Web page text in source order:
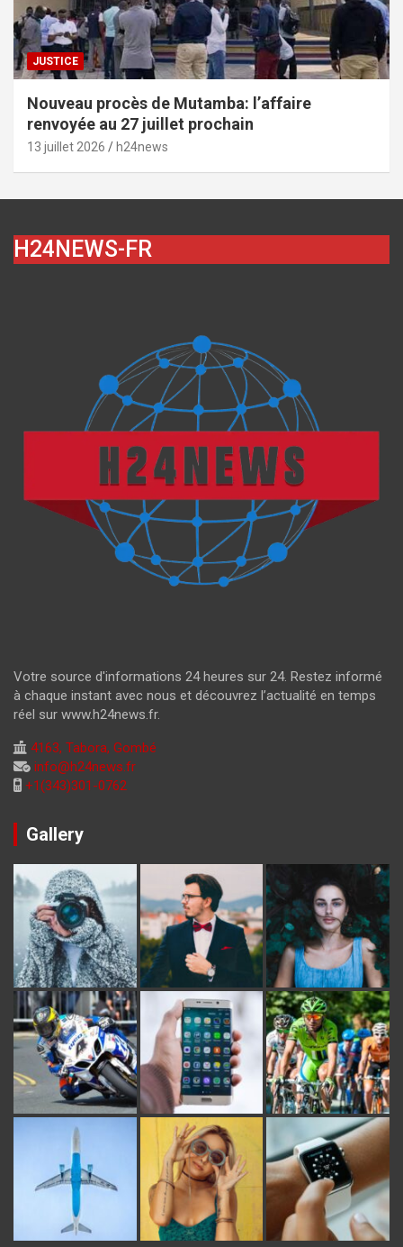
JUSTICE
Nouveau procès de Mutamba: l’affaire
renvoyée au 27 juillet prochain
13 juillet 2026 h24news
H24NEWS-FR
Votre source d'informations 24 heures sur 24. Restez informé
à chaque instant avec nous et découvrez l’actualité en temps
réel sur www.h24news.fr.
4163, Tabora, Gombé
info@h24news.fr
+1(343)301-0762
Gallery